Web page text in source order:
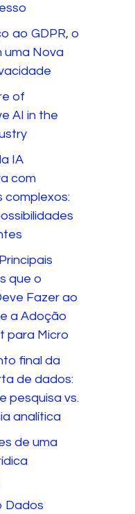
ao GDPR, o
uma Nova
of
AI in the
IA
com
que o
Fazer ao
a Adoção
para Micro
final da
de dados:
pesquisa vs.
analítica
de uma
Dados